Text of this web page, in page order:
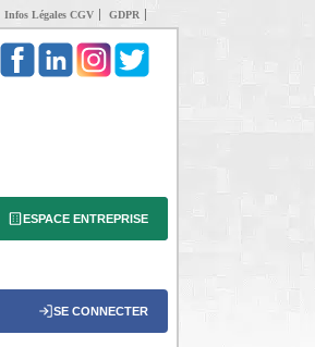
Infos Légales CGV GDPR
ESPACE ENTREPRISE
SE CONNECTER